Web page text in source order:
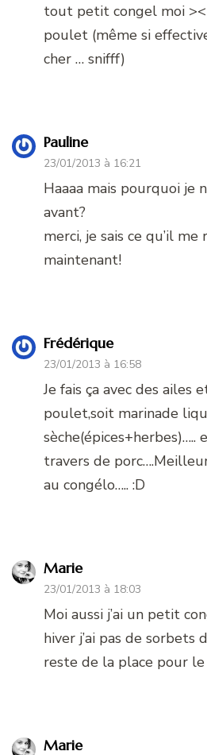
tout petit congel moi
poulet (même si
cher … snifff)
Pauline
23/01/2013 à 16:21
Haaaa mais pourquoi je
avant?
merci, je sais ce qu’il me
maintenant!
Frédérique
23/01/2013 à 16:58
Je fais ça avec des ailes
poulet,soit marinade
sèche(épices+herbes)…..
travers de
au congélo….. :D
Marie
23/01/2013 à 18:03
Moi aussi j’ai un petit
hiver j’ai pas de sorbets
reste de la place pour
Marie